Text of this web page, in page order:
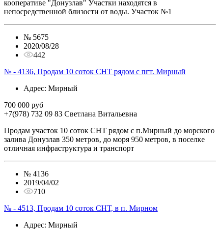
кооперативе "Донузлав" Участки находятся в
непосредственной близости от воды. Участок №1
№ 5675
2020/08/28
442
№ - 4136, Продам 10 соток СНТ рядом с пгт. Мирный
Адрес: Мирный
700 000 руб
+7(978) 732 09 83 Cветлана Витальевна
Продам участок 10 соток СНТ рядом с п.Мирный до морского
залива Донузлав 350 метров, до моря 950 метров, в поселке
отличная инфраструктура и транспорт
№ 4136
2019/04/02
710
№ - 4513, Продам 10 соток СНТ, в п. Мирном
Адрес: Мирный